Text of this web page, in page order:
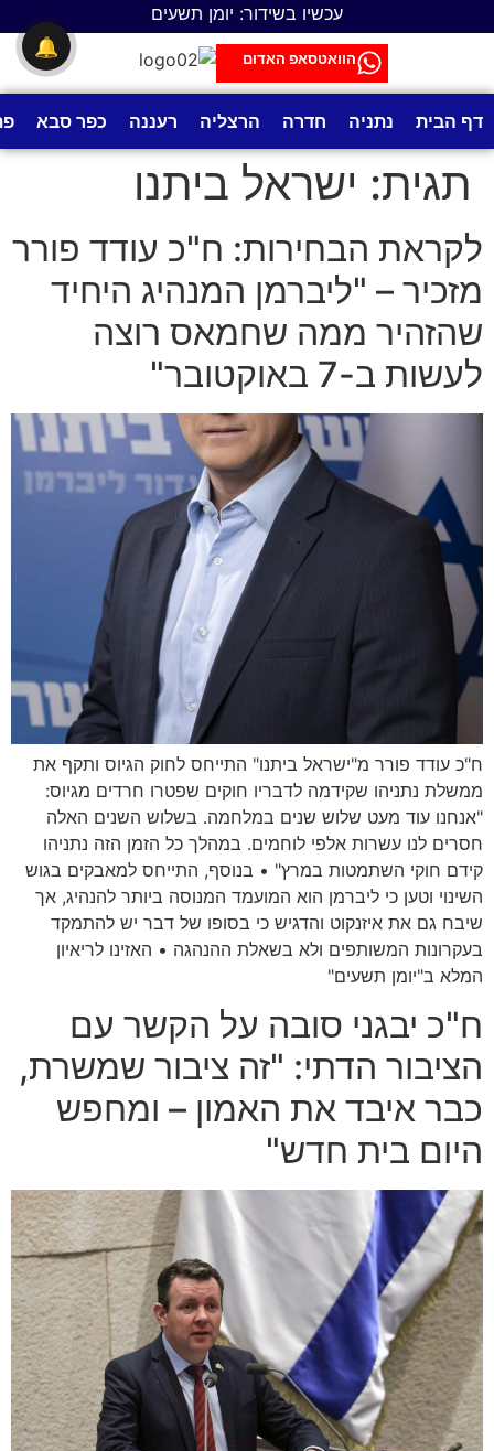
עכשיו בשידור: יומן תשעים
הוואטסאפ האדום
דף הבית נתניה חדרה הרצליה רעננה כפר סבא
תגית: ישראל ביתנו
לקראת הבחירות: ח"כ עודד פורר
מזכיר – "ליברמן המנהיג היחיד
שהזהיר ממה שחמאס רוצה
לעשות ב-7 באוקטובר"
ח"כ עודד פורר מ"ישראל ביתנו" התייחס לחוק הגיוס ותקף את
ממשלת נתניהו שקידמה לדבריו חוקים שפטרו חרדים מגיוס:
"אנחנו עוד מעט שלוש שנים במלחמה. בשלוש השנים האלה
חסרים לנו עשרות אלפי לוחמים. במהלך כל הזמן הזה נתניהו
קידם חוקי השתמטות במרץ" • בנוסף, התייחס למאבקים בגוש
השינוי וטען כי ליברמן הוא המועמד המנוסה ביותר להנהיג, אך
שיבח גם את איזנקוט והדגיש כי בסופו של דבר יש להתמקד
בעקרונות המשותפים ולא בשאלת ההנהגה • האזינו לריאיון
המלא ב"יומן תשעים"
ח"כ יבגני סובה על הקשר עם
הציבור הדתי: "זה ציבור שמשרת,
כבר איבד את האמון – ומחפש
היום בית חדש"
🔔